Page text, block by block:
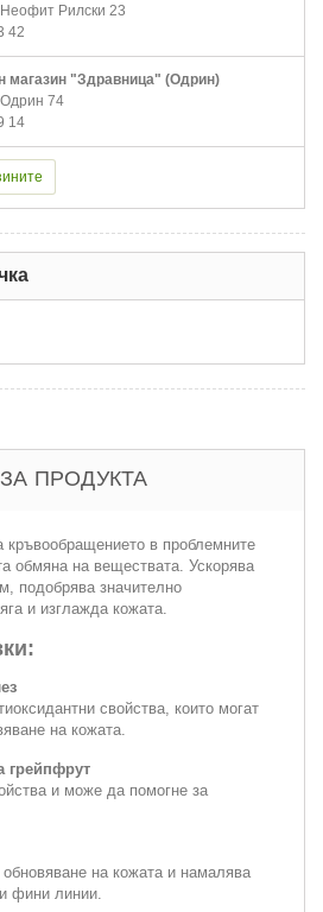
Рилски 23
42
магазин "Здравница" (Одрин)
74
14
ПРОДУКТА
кръвообращението в проблемните
обмяна на веществата. Ускорява
подобрява значително
и изглажда кожата.
свойства, които могат
на кожата.
грейпфрут
и може да помогне за
на кожата и намалява
фини линии.